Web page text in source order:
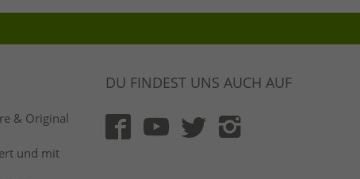
& Original
und mit
DU FINDEST UNS AUCH AUF